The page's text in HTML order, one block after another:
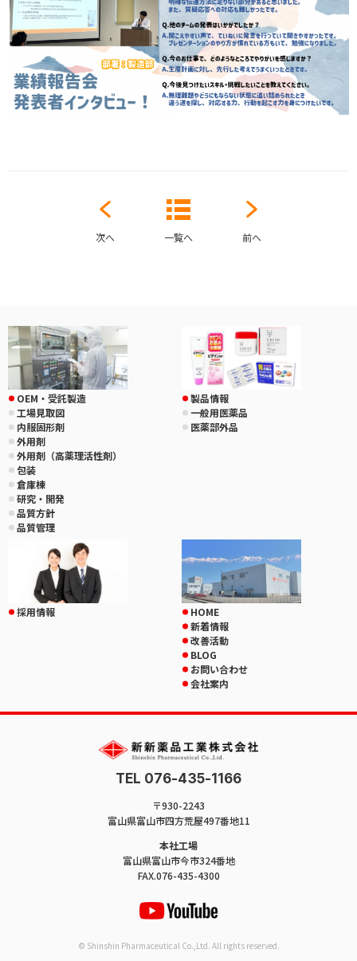
一覧へ
次へ 前へ
OEM・受託製造
工場見取図
内服固形剤
外用剤
外用剤（高薬理活性剤）
包装
倉庫棟
研究・開発
品質方針
品質管理
製品情報
一般用医薬品
医薬部外品
採用情報
HOME
新着情報
改善活動
BLOG
お問い合わせ
会社案内
TEL 076-435-1166
〒930-2243
富山県富山市四方荒屋497番地11
本社工場
富山県富山市今市324番地
FAX.076-435-4300
© Shinshin Pharmaceutical Co.,Ltd. All rights reserved.